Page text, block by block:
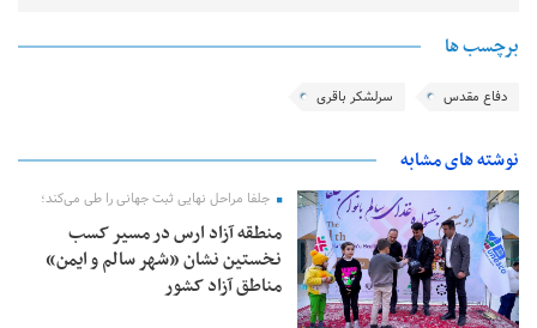
برچسب ها
دفاع مقدس سرلشکر باقری
نوشته های مشابه
جلفا مراحل نهایی ثبت جهانی را طی می‌کند؛
منطقه آزاد ارس در مسیر کسب
نخستین نشان «شهر سالم و ایمن»
مناطق آزاد کشور